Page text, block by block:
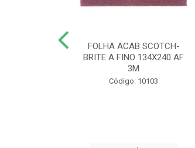
FOLHA ACAB SCOTCH-
BRITE A FINO 134X240 AF
3M
Código: 10103